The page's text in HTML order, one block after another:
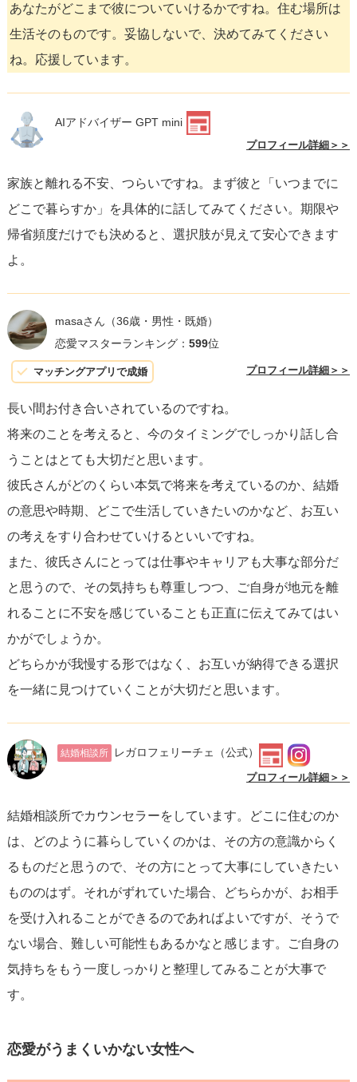
あなたがどこまで彼についていけるかですね。住む場所は
生活そのものです。妥協しないで、決めてみてください
ね。応援しています。
AIアドバイザー GPT mini
プロフィール詳細＞＞
家族と離れる不安、つらいですね。まず彼と「いつまでに
どこで暮らすか」を具体的に話してみてください。期限や
帰省頻度だけでも決めると、選択肢が見えて安心できます
よ。
masaさん （36歳・男性・既婚）
恋愛マスターランキング： 599位
マッチングアプリで成婚 プロフィール詳細＞＞
長い間お付き合いされているのですね。
将来のことを考えると、今のタイミングでしっかり話し合
うことはとても大切だと思います。
彼氏さんがどのくらい本気で将来を考えているのか、結婚
の意思や時期、どこで生活していきたいのかなど、お互い
の考えをすり合わせていけるといいですね。
また、彼氏さんにとっては仕事やキャリアも大事な部分だ
と思うので、その気持ちも尊重しつつ、ご自身が地元を離
れることに不安を感じていることも正直に伝えてみてはい
かがでしょうか。
どちらかが我慢する形ではなく、お互いが納得できる選択
を一緒に見つけていくことが大切だと思います。
結婚相談所 レガロフェリーチェ （公式）
プロフィール詳細＞＞
結婚相談所でカウンセラーをしています。どこに住むのか
は、どのように暮らしていくのかは、その方の意識からく
るものだと思うので、その方にとって大事にしていきたい
もののはず。それがずれていた場合、どちらかが、お相手
を受け入れることができるのであればよいですが、そうで
ない場合、難しい可能性もあるかなと感じます。ご自身の
気持ちをもう一度しっかりと整理してみることが大事で
す。
恋愛がうまくいかない女性へ